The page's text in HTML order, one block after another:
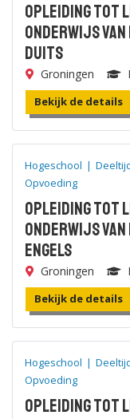
Opleiding tot
onderwijs van
Duits
Groningen
Bekijk de details
Hogeschool |
Opvoeding
Opleiding tot
onderwijs van
Engels
Groningen
Bekijk de details
Hogeschool |
Opvoeding
Opleiding tot